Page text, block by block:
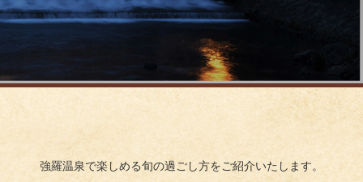
強羅温泉で楽しめる旬の過ごし方をご紹介いたします。